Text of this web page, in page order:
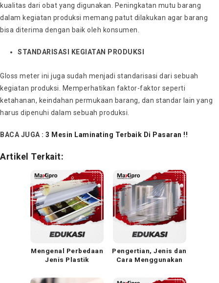
kualitas dari obat yang digunakan. Peningkatan mutu barang
dalam kegiatan produksi memang patut dilakukan agar barang
bisa diterima dengan baik oleh konsumen.
STANDARISASI KEGIATAN PRODUKSI
Gloss meter ini juga sudah menjadi standarisasi dari sebuah
kegiatan produksi. Memperhatikan faktor-faktor seperti
ketahanan, keindahan permukaan barang, dan standar lain yang
harus dipenuhi dalam sebuah produksi.
BACA JUGA : 3 Mesin Laminating Terbaik Di Pasaran !!
Artikel Terkait:
Mengenal Perbedaan
Jenis Plastik
Pengertian, Jenis dan
Cara Menggunakan